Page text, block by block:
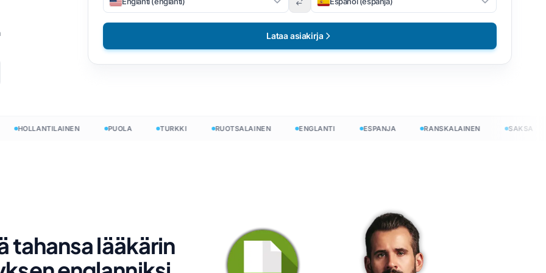
DOCX - TXT
EPUB PDF-tiedostoon
Filippiiniläinen
Lataa asiakirja
HOLLANTILAINEN PUOLA TURKKI RUOTSALAINEN ENGLANTI ESPANJA RANSKALAINEN SAKSA
tahansa lääkärin